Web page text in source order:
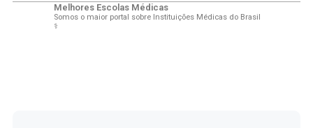
Melhores Escolas Médicas
Somos o maior portal sobre Instituições Médicas do Brasil
⚕️